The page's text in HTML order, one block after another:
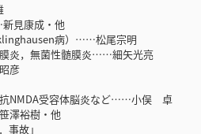
見康成・他
病）……松尾宗明
炎，無菌性髄膜炎……細矢光亮
彦
NMDA受容体脳炎など……小俣 卓
澤裕樹・他
故」